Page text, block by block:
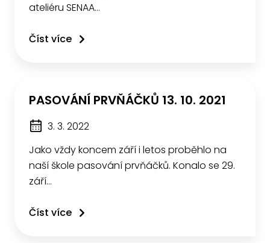
ateliéru SENAA…
Číst více
PASOVÁNÍ PRVŇÁČKŮ 13. 10. 2021
3. 3. 2022
Jako vždy koncem září i letos proběhlo na
naší škole pasování prvňáčků. Konalo se 29.
září…
Číst více